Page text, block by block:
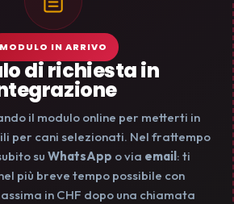
MODULO IN ARRIVO
di richiesta in
il modulo online per metterti in
per cani selezionati. Nel frattempo
su WhatsApp o via email : ti
più breve tempo possibile con
in CHF dopo una chiamata